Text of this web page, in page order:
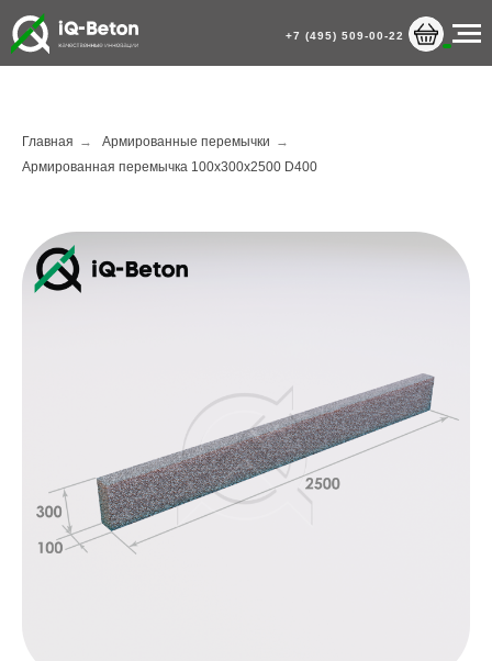
+7 (495) 509-00-22
Главная → Армированные перемычки →
Армированная перемычка 100х300х2500 D400